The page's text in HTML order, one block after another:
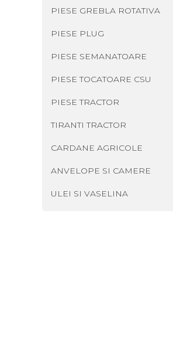
PIESE GREBLA ROTATIVA
PIESE PLUG
PIESE SEMANATOARE
PIESE TOCATOARE CSU
PIESE TRACTOR
TIRANTI TRACTOR
CARDANE AGRICOLE
ANVELOPE SI CAMERE
ULEI SI VASELINA